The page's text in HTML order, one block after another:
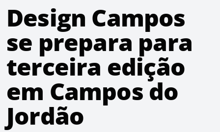
Design Campos
se prepara para
terceira edição
em Campos do
Jordão